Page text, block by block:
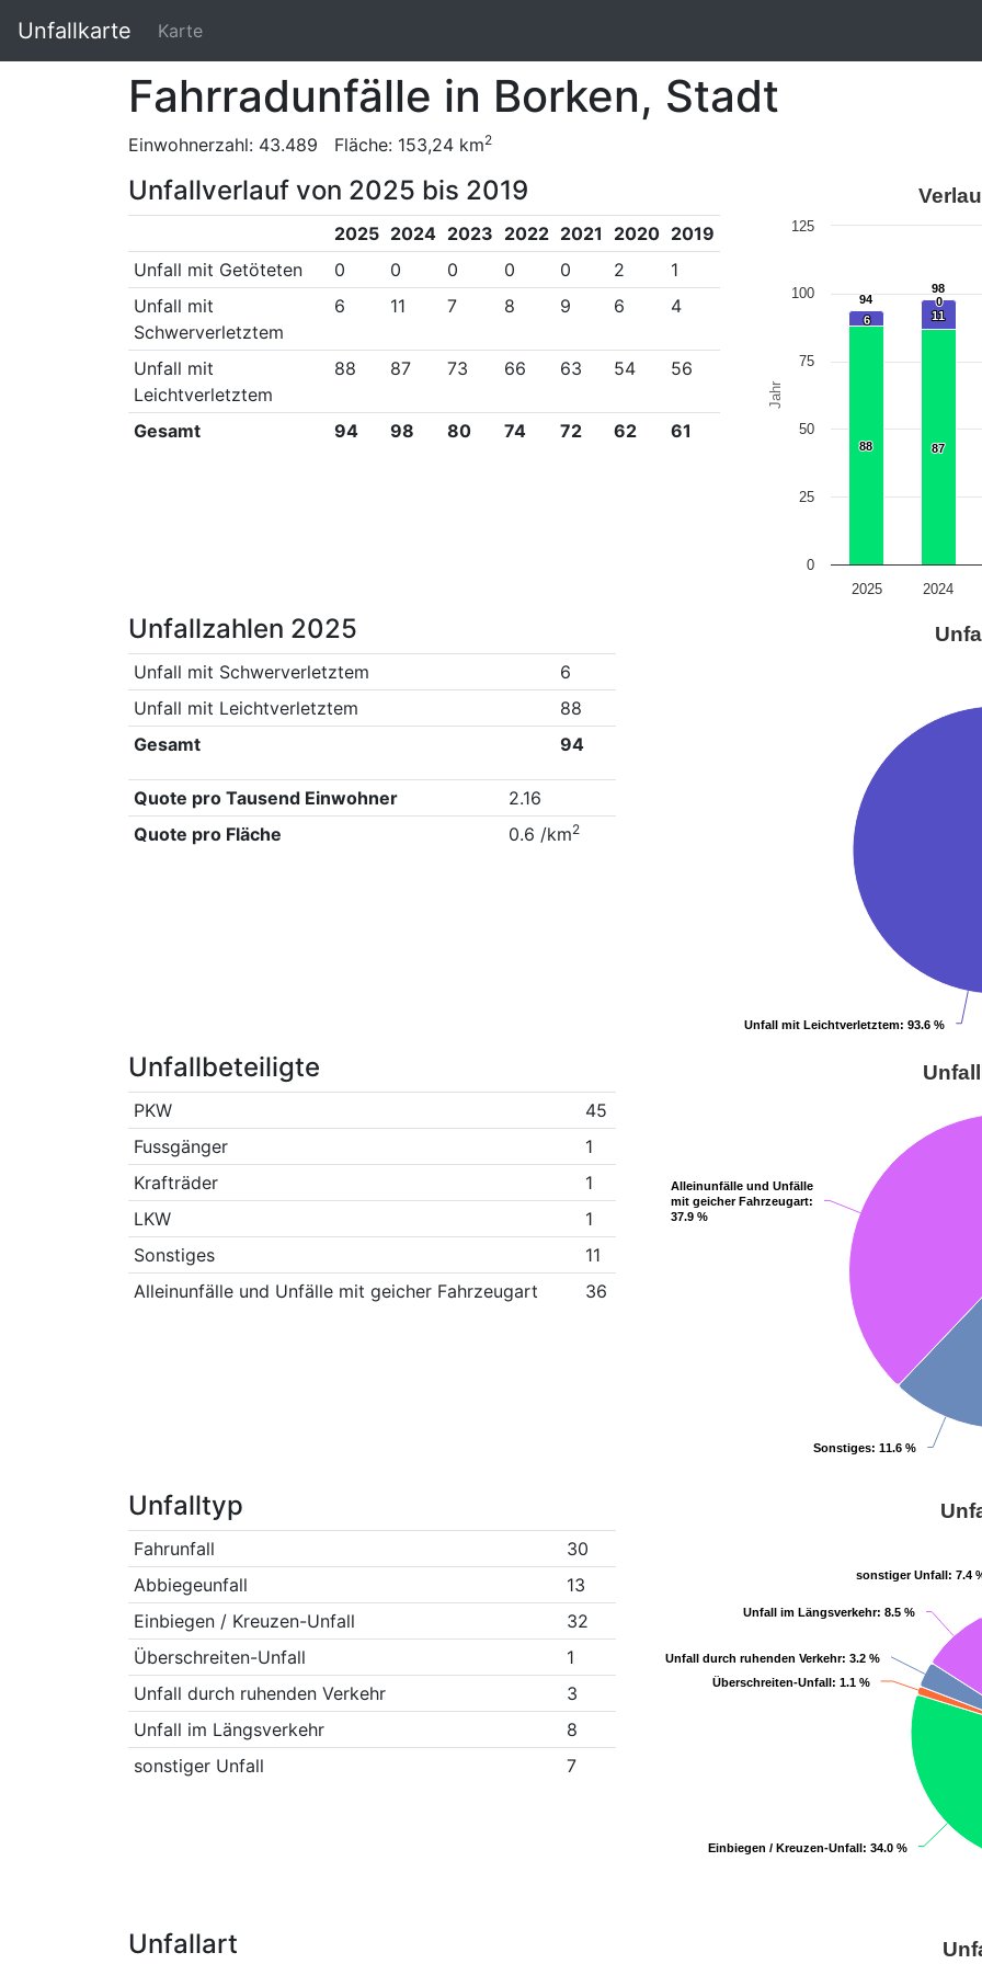
Unfallkarte Karte
Fahrradunfälle in Borken, Stadt
Einwohnerzahl: 43.489 Fläche: 153,24 km2
Unfallverlauf von 2025 bis 2019
2025 2024 2023 2022 2021 2020 2019
Unfall mit Getöteten
0 0 0 0 0 2
1
Unfall mit
Schwerverletztem
6 11 7 8 9 6 4
Unfall mit
Leichtverletztem
88 87 73 66 63 54 56
Gesamt 94 98 80 74 72 62 61
Jahr
94
94
98
98
0
0
6
6 11
11
88
88 87
87
2025 2024
0
25
50
75
100
125
Unfallzahlen 2025
Unfall mit Schwerverletztem
6
Unfall mit Leichtverletztem
88
Gesamt
94
Quote pro Tausend Einwohner
2.16
Quote pro Fläche
0.6 /km2
Unfall mit Leichtverletztem: 93.6 %
Unfall mit Leichtverletztem: 93.6 %
Unfallbeteiligte
PKW
45
Fussgänger
1
Krafträder
1
LKW
1
Sonstiges
11
Alleinunfälle und Unfälle mit geicher Fahrzeugart
36
Sonstiges: 11.6 %
Sonstiges: 11.6 %
Alleinunfälle und Unfälle
mit geicher Fahrzeugart:
37.9 %
Alleinunfälle und Unfälle
mit geicher Fahrzeugart:
37.9 %
Unfalltyp
Fahrunfall
30
Abbiegeunfall
13
Einbiegen / Kreuzen-Unfall
32
Überschreiten-Unfall
1
Unfall durch ruhenden Verkehr
3
Unfall im Längsverkehr
8
sonstiger Unfall
7
Einbiegen / Kreuzen-Unfall: 34.0 %
Einbiegen / Kreuzen-Unfall: 34.0 %
Überschreiten-Unfall: 1.1 %
Überschreiten-Unfall: 1.1 %
Unfall durch ruhenden Verkehr: 3.2 %
Unfall durch ruhenden Verkehr: 3.2 %
Unfall im Längsverkehr: 8.5 %
Unfall im Längsverkehr: 8.5 %
sonstiger Unfall: 7.4
sonstiger Unfall: 7.4
Unfallart